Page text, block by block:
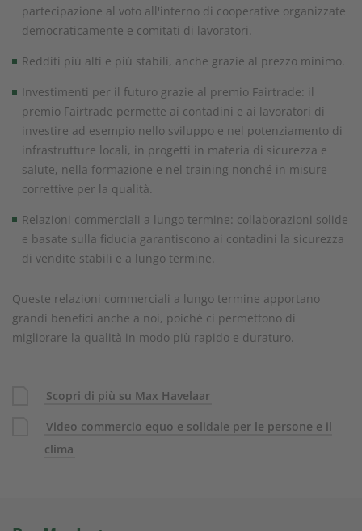
partecipazione al voto all'interno di cooperative organizzate
democraticamente e comitati di lavoratori.
Redditi più alti e più stabili, anche grazie al prezzo minimo.
Investimenti per il futuro grazie al premio Fairtrade: il
premio Fairtrade permette ai contadini e ai lavoratori di
investire ad esempio nello sviluppo e nel potenziamento di
infrastrutture locali, in progetti in materia di sicurezza e
salute, nella formazione e nel training nonché in misure
correttive per la qualità.
Relazioni commerciali a lungo termine: collaborazioni solide
e basate sulla fiducia garantiscono ai contadini la sicurezza
di vendite stabili e a lungo termine.
Queste relazioni commerciali a lungo termine apportano
grandi benefici anche a noi, poiché ci permettono di
migliorare la qualità in modo più rapido e duraturo.
Scopri di più su Max Havelaar
Video commercio equo e solidale per le persone e il
clima